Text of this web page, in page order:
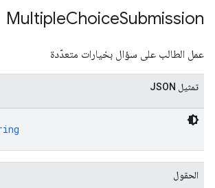
MultipleChoiceSubmission
عمل الطالب على سؤال بخيارات متعدّدة
تمثيل JSON
الحقول